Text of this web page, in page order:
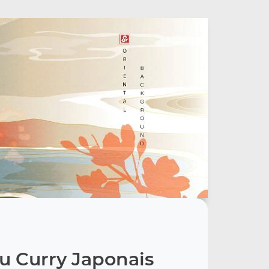
Curry Japonais